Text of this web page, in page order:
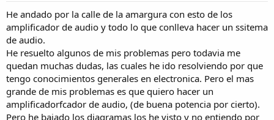
He andado por la calle de la amargura con esto de los
amplificador de audio y todo lo que conlleva hacer un ssitema
de audio.
He resuelto algunos de mis problemas pero todavia me
quedan muchas dudas, las cuales he ido resolviendo por que
tengo conocimientos generales en electronica. Pero el mas
grande de mis problemas es que quiero hacer un
amplificadorfcador de audio, (de buena potencia por cierto).
Pero he bajado los diagramas los he visto y no entiendo por